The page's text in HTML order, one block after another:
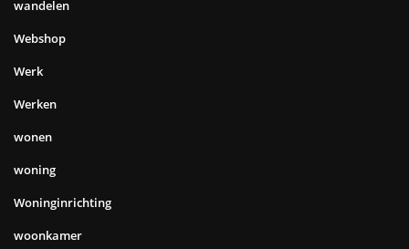
wandelen
Webshop
Werk
Werken
wonen
woning
Woninginrichting
woonkamer